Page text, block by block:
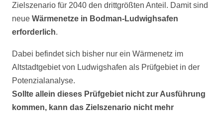
Zielszenario für 2040 den drittgrößten Anteil. Damit sind
neueWärmenetze in Bodman-Ludwighsafen
erforderlich.
Dabei befindet sich bisher nur ein Wärmenetz im
Altstadtgebiet von Ludwigshafen als Prüfgebiet in der
Potenzialanalyse.
Sollte allein dieses Prüfgebiet nicht zur Ausführung
kommen, kann das Zielszenario nicht mehr